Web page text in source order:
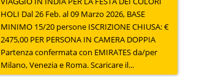
HOLI Dal 26 Feb. al 09 Marzo 2026, BASE
MINIMO 15/20 persone ISCRIZIONE CHIUSA: €
2475,00 PER PERSONA IN CAMERA DOPPIA
Partenza confermata con EMIRATES da/per
Milano, Venezia e Roma. Scaricare il...